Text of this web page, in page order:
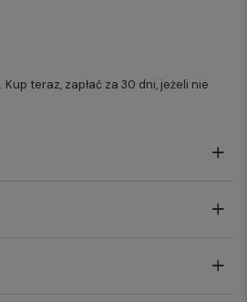
. Kup teraz, zapłać za 30 dni, jeżeli nie